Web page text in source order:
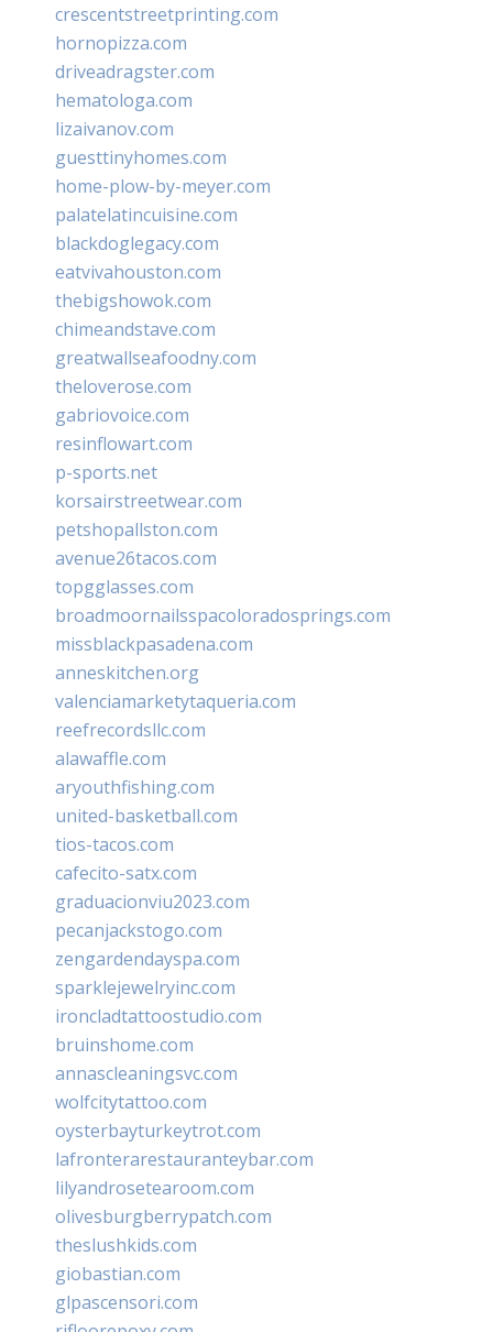
crescentstreetprinting.com
hornopizza.com
driveadragster.com
hematologa.com
lizaivanov.com
guesttinyhomes.com
home-plow-by-meyer.com
palatelatincuisine.com
blackdoglegacy.com
eatvivahouston.com
thebigshowok.com
chimeandstave.com
greatwallseafoodny.com
theloverose.com
gabriovoice.com
resinflowart.com
p-sports.net
korsairstreetwear.com
petshopallston.com
avenue26tacos.com
topgglasses.com
broadmoornailsspacoloradosprings.com
missblackpasadena.com
anneskitchen.org
valenciamarketytaqueria.com
reefrecordsllc.com
alawaffle.com
aryouthfishing.com
united-basketball.com
tios-tacos.com
cafecito-satx.com
graduacionviu2023.com
pecanjackstogo.com
zengardendayspa.com
sparklejewelryinc.com
ironcladtattoostudio.com
bruinshome.com
annascleaningsvc.com
wolfcitytattoo.com
oysterbayturkeytrot.com
lafronterarestauranteybar.com
lilyandrosetearoom.com
olivesburgberrypatch.com
theslushkids.com
giobastian.com
glpascensori.com